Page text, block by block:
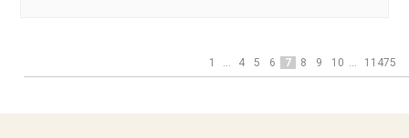
1 ... 4 5 6 7 8 9 10 ... 11475